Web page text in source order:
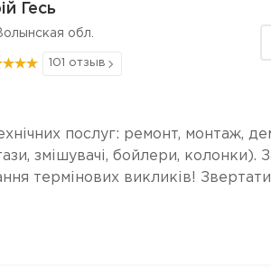
Гесь
обл.
101 отзыв
послуг: ремонт, монтаж,
змішувачі, бойлери, колонки).
термінових викликів!